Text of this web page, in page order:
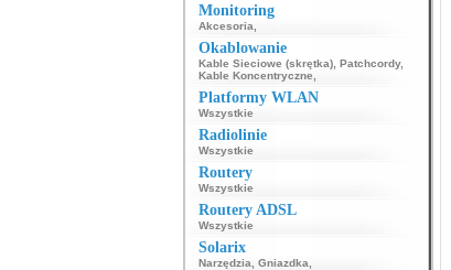
Monitoring
Akcesoria
Okablowanie
Kable Sieciowe (skrętka), Patchcordy,
Kable Koncentryczne
Platformy WLAN
Wszystkie
Radiolinie
Wszystkie
Routery
Wszystkie
Routery ADSL
Wszystkie
Solarix
Narzędzia Gniazdka